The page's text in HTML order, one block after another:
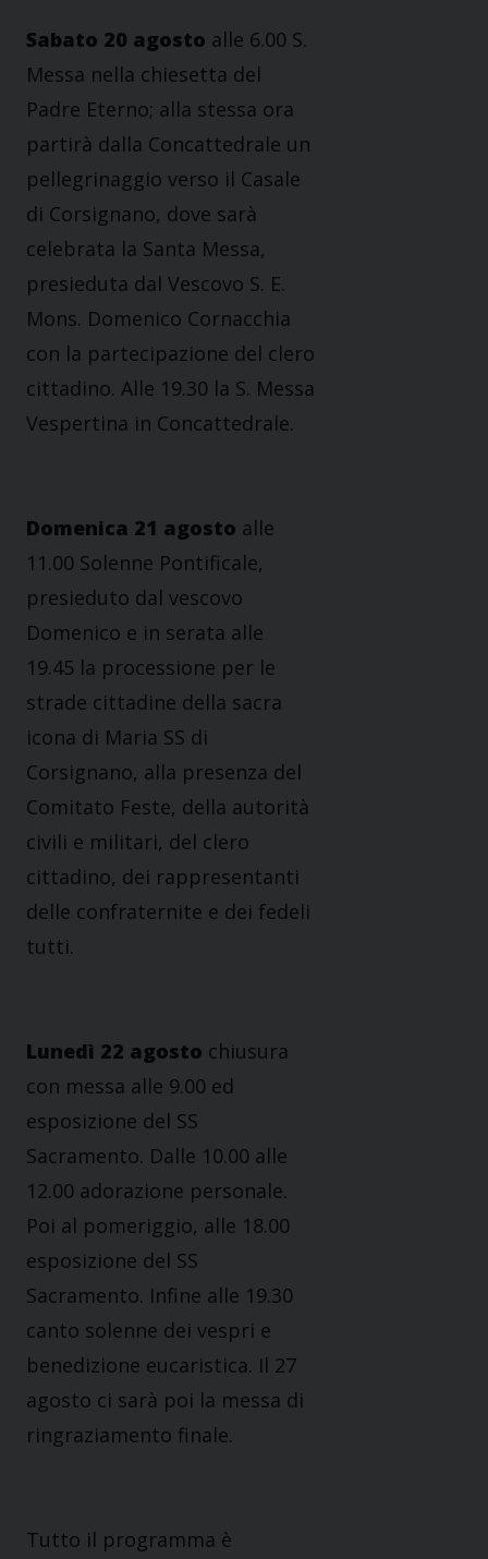
Sabato 20 agosto alle 6.00 S.
Messa nella chiesetta del
Padre Eterno; alla stessa ora
partirà dalla Concattedrale un
pellegrinaggio verso il Casale
di Corsignano, dove sarà
celebrata la Santa Messa,
presieduta dal Vescovo S. E.
Mons. Domenico Cornacchia
con la partecipazione del clero
cittadino. Alle 19.30 la S. Messa
Vespertina in Concattedrale.
Domenica 21 agosto alle
11.00 Solenne Pontificale,
presieduto dal vescovo
Domenico e in serata alle
19.45 la processione per le
strade cittadine della sacra
icona di Maria SS di
Corsignano, alla presenza del
Comitato Feste, della autorità
civili e militari, del clero
cittadino, dei rappresentanti
delle confraternite e dei fedeli
tutti.
Lunedì 22 agosto chiusura
con messa alle 9.00 ed
esposizione del SS
Sacramento. Dalle 10.00 alle
12.00 adorazione personale.
Poi al pomeriggio, alle 18.00
esposizione del SS
Sacramento. Infine alle 19.30
canto solenne dei vespri e
benedizione eucaristica. Il 27
agosto ci sarà poi la messa di
ringraziamento finale.
Tutto il programma è